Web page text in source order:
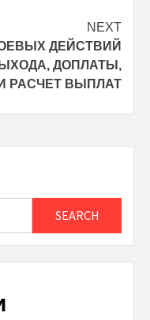
NEXT
ДЕЙСТВИЙ
ДОПЛАТЫ,
РАСЧЕТ ВЫПЛАТ
SEARCH